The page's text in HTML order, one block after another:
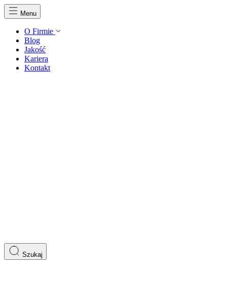
Menu
O Firmie
Blog
Jakość
Kariera
Kontakt
Szukaj